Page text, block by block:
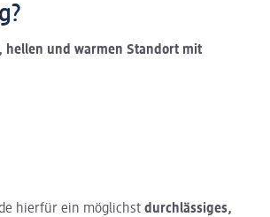
hellen und warmen Standort mit
hierfür ein möglichst durchlässiges,